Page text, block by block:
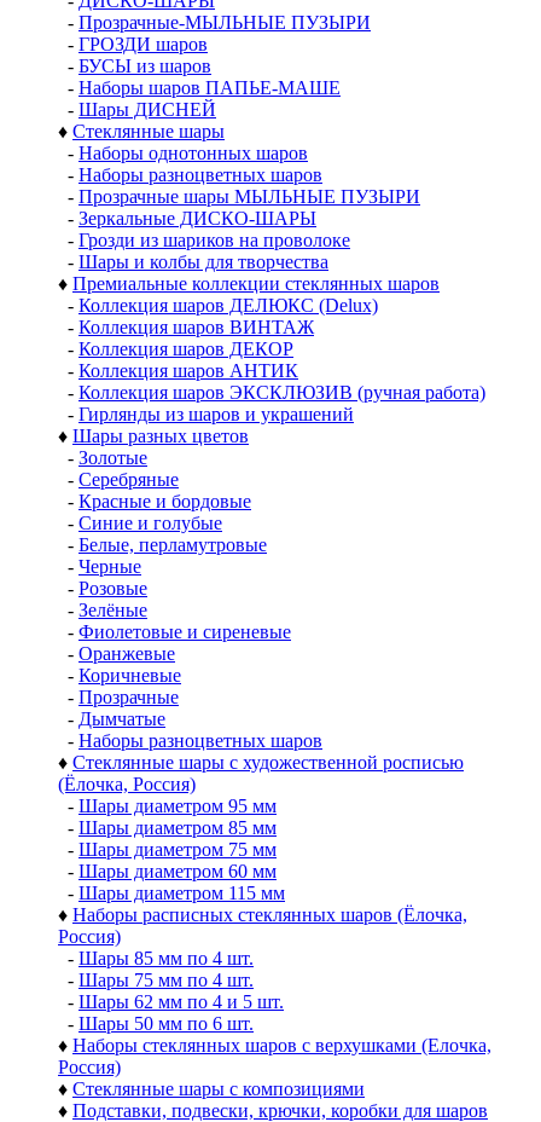
- Прозрачные-МЫЛЬНЫЕ ПУЗЫРИ
- ГРОЗДИ шаров
- БУСЫ из шаров
- Наборы шаров ПАПЬЕ-МАШЕ
- Шары ДИСНЕЙ
♦ Стеклянные шары
- Наборы однотонных шаров
- Наборы разноцветных шаров
- Прозрачные шары МЫЛЬНЫЕ ПУЗЫРИ
- Зеркальные ДИСКО-ШАРЫ
- Грозди из шариков на проволоке
- Шары и колбы для творчества
♦ Премиальные коллекции стеклянных шаров
- Коллекция шаров ДЕЛЮКС (Delux)
- Коллекция шаров ВИНТАЖ
- Коллекция шаров ДЕКОР
- Коллекция шаров АНТИК
- Коллекция шаров ЭКСКЛЮЗИВ (ручная работа)
- Гирлянды из шаров и украшений
♦ Шары разных цветов
- Золотые
- Серебряные
- Красные и бордовые
- Синие и голубые
- Белые, перламутровые
- Черные
- Розовые
- Зелёные
- Фиолетовые и сиреневые
- Оранжевые
- Коричневые
- Прозрачные
- Дымчатые
- Наборы разноцветных шаров
♦ Стеклянные шары с художественной росписью
(Ёлочка, Россия)
- Шары диаметром 95 мм
- Шары диаметром 85 мм
- Шары диаметром 75 мм
- Шары диаметром 60 мм
- Шары диаметром 115 мм
♦ Наборы расписных стеклянных шаров (Ёлочка,
Россия)
- Шары 85 мм по 4 шт.
- Шары 75 мм по 4 шт.
- Шары 62 мм по 4 и 5 шт.
- Шары 50 мм по 6 шт.
♦ Наборы стеклянных шаров с верхушками (Елочка,
Россия)
♦ Стеклянные шары с композициями
♦ Подставки, подвески, крючки, коробки для шаров